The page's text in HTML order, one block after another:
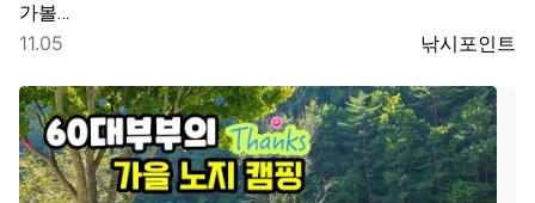
가볼…
등록자
낚시포인트
등록일
11.05